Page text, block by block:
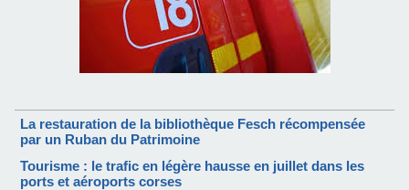
La restauration de la bibliothèque Fesch récompensée
par un Ruban du Patrimoine
Tourisme : le trafic en légère hausse en juillet dans les
ports et aéroports corses